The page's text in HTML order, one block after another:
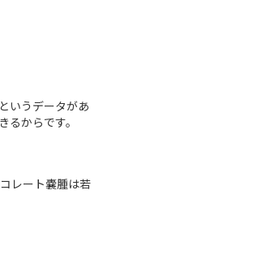
いうデータがあ
からです。
レート嚢腫は若